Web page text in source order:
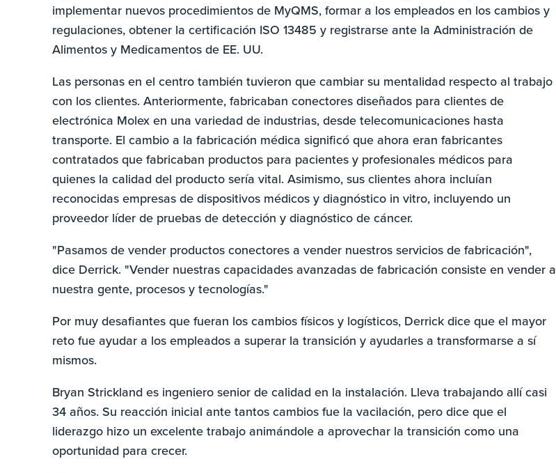
implementar nuevos procedimientos de MyQMS, formar a los empleados en los cambios y
regulaciones, obtener la certificación ISO 13485 y registrarse ante la Administración de
Alimentos y Medicamentos de EE. UU.
Las personas en el centro también tuvieron que cambiar su mentalidad respecto al trabajo
con los clientes. Anteriormente, fabricaban conectores diseñados para clientes de
electrónica Molex en una variedad de industrias, desde telecomunicaciones hasta
transporte. El cambio a la fabricación médica significó que ahora eran fabricantes
contratados que fabricaban productos para pacientes y profesionales médicos para
quienes la calidad del producto sería vital. Asimismo, sus clientes ahora incluían
reconocidas empresas de dispositivos médicos y diagnóstico in vitro, incluyendo un
proveedor líder de pruebas de detección y diagnóstico de cáncer.
"Pasamos de vender productos conectores a vender nuestros servicios de fabricación",
dice Derrick. "Vender nuestras capacidades avanzadas de fabricación consiste en vender a
nuestra gente, procesos y tecnologías."
Por muy desafiantes que fueran los cambios físicos y logísticos, Derrick dice que el mayor
reto fue ayudar a los empleados a superar la transición y ayudarles a transformarse a sí
mismos.
Bryan Strickland es ingeniero senior de calidad en la instalación. Lleva trabajando allí casi
34 años. Su reacción inicial ante tantos cambios fue la vacilación, pero dice que el
liderazgo hizo un excelente trabajo animándole a aprovechar la transición como una
oportunidad para crecer.